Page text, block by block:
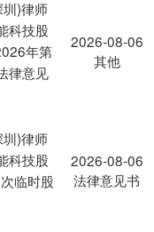
)律师
科技股
年第
律意见
2026-08-06
其他
)律师
科技股
临时股
2026-08-06
法律意见书